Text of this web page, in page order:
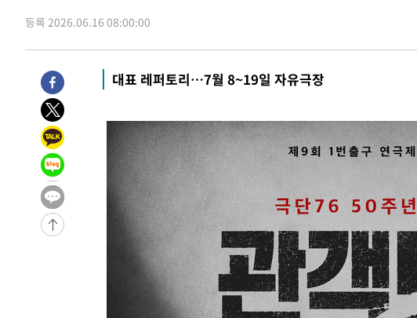
득표
-18135초 전 >"일본축구협회, 대한축구협회 성 접대 의혹 심판 조사"
-10777초 전 >[속보]장은수, KLPGA 제주삼다수 역전 우승…데뷔 10년 차에 첫
-6142초 전 >
"얼마나 더웠으면"…안동 물길공원서 헤엄친 구렁이 '소동'
-6069초 전 >
손흥민, 68분 뛰고 2경기 침묵…LAFC, 톨루카에 1-0 승리(종합)
-5341초 전 >
-4093초 전 >
이강인, 오늘 서울서 AT마드리드 입단식…'전례 없는 특급대우'
2시간 전 >
'여긴 20도, 저긴 50도'…열화상 카메라로 본 폭염 저감시설 '온도차'
2시간 전 >
콜롬비아 신임 우파 대통령 취임 하루만에 차량폭탄 폭발 사건
4시간 전 >
튀르키예 외무장관, "메카 3국 방위협정은 이란이 목표 아냐 " 밝혀
-31905초 전 >
[속보]'AT마드리드 7번' 이강인, 맨시티 상대로 비공식 데뷔전
네타냐후, 트럼프의 가자 평화 2차 15개조 평화안 '거부'
이강인 ATM 입단식에 '상암벌 들썩'…"세계적인 선수 되길"
태풍 돌핀, 중 저장성 타이저우시 해안에 상륙 (1보)
AT마드리드 데뷔 앞둔 이강인, 맨시티전 선발 대신 '벤치 시작'
등록 2026.06.16 08:00:00
대표 레퍼토리…7월 8~19일 자유극장